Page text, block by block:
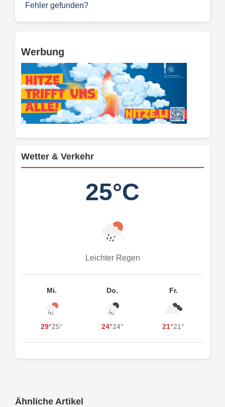
Fehler gefunden?
Werbung
Wetter & Verkehr
25°C
Leichter Regen
Mi.
29°25°
Do.
24°24°
Fr.
21°21°
Ähnliche Artikel